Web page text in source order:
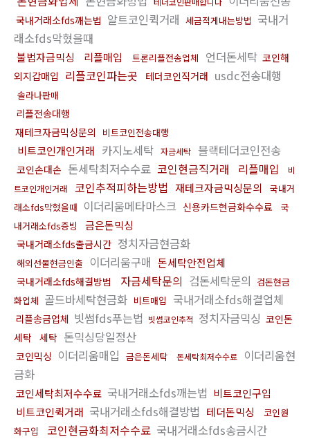
국내거래소fds깨는법 알트코인퀵거래 세금적게내는방법 국내거
래소fds막혔을때
불법자금믹싱 리플매입 트론리플전송업체 언더돈세탁 코인해
외지갑매입 리플코인파는곳 테더코인직거래 usdc전송대행
솔라나판매
리플전송대행
재테크자금믹싱문의
비트코인전송대행
비트코인개인거래 카지노세탁 자금세탁 블랙테더코인전송
코인손대손 돈세탁최저수수료 코인현금직거래 리플매입
비
트코인개인거래
코인추적피하는방법 재테크자금믹싱문의
국내거
래소fds막혔을때 이더리움메타마스크 신용카드현금화수수료
국
내거래소fds증빙
금은돈믹싱
국내거래소fds출금시간 정치자금현금화
해외선물현금인출 이더리움구매 돈세탁안전업체
국내거래소fds해결방법 자금세탁문의 검돈세탁문의 검돈현금
화업체 골드바세탁현금화 비트매입 국내거래소fds해결업체
리플송금업체 빗썸fds푸는법 빗썸코인추적 정치자금믹싱 코인돈
세탁 세탁 돈믹싱당일정산
코인믹싱 이더리움매입 금은돈세탁 돈세탁최저수수료
이더리움현
금화
코인세탁최저수수료 국내거래소fds깨는법 비트코인구입
비트코인퀵거래 국내거래소fds해결방법 테더돈믹싱
코인원
화구입
코인현금화최저수수료 국내거래소fds송금시간